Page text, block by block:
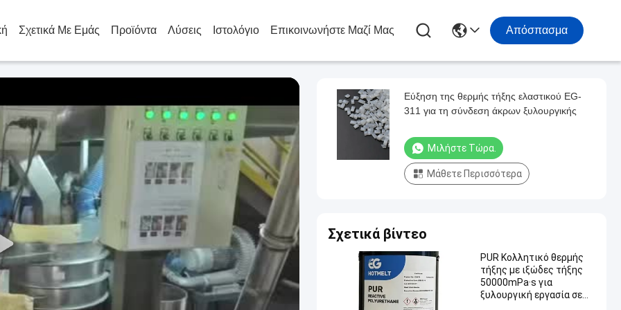
Σχετικά Με Εμάς Προϊόντα Λύσεις Ιστολόγιο Επικοινωνήστε Μαζί Μας Απόσπασμα
Εύξηση της θερμής τήξης ελαστικού EG-
311 για τη σύνδεση άκρων ξυλουργικής
Μιλήστε Τώρα.
Μάθετε Περισσότερα
Σχετικά βίντεο
PUR Κολλητικό θερμής
τήξης με ιξώδες τήξης
50000mPa·s για
ξυλουργική εργασία σε